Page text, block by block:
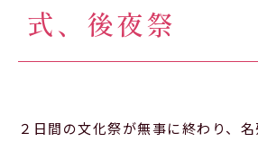
受験生の方へ
式、後夜祭
２日間の文化祭が無事に終わり、